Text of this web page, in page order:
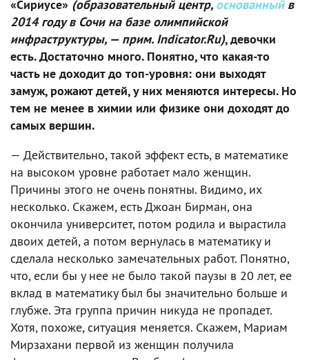
«Сириусе» (образовательный центр, основанныйв
2014 году в Сочи на базе олимпийской
инфраструктуры, — прим. Indicator.Ru), девочки
есть. Достаточно много. Понятно, что какая-то
часть не доходит до топ-уровня: они выходят
замуж, рожают детей, у них меняются интересы. Но
тем не менее в химии или физике они доходят до
самых вершин.
— Действительно, такой эффект есть, в математике
на высоком уровне работает мало женщин.
Причины этого не очень понятны. Видимо, их
несколько. Скажем, есть Джоан Бирман, она
окончила университет, потом родила и вырастила
двоих детей, а потом вернулась в математику и
сделала несколько замечательных работ. Понятно,
что, если бы у нее не было такой паузы в 20 лет, ее
вклад в математику был бы значительно больше и
глубже. Эта группа причин никуда не пропадет.
Хотя, похоже, ситуация меняется. Скажем, Мариам
Мирзахани первой из женщин получила